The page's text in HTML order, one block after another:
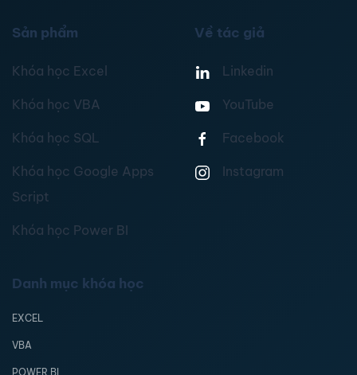
Sản phẩm
Khóa học Excel
Khóa học VBA
Khóa học SQL
Khóa học Google Apps
Script
Khóa học Power BI
Về tác giả
Linkedin
YouTube
Facebook
Instagram
Danh mục khóa học
EXCEL
VBA
POWER BI